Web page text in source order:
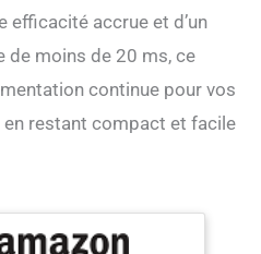
efficacité accrue et d’un
moins de 20 ms, ce
continue pour vos
restant compact et facile